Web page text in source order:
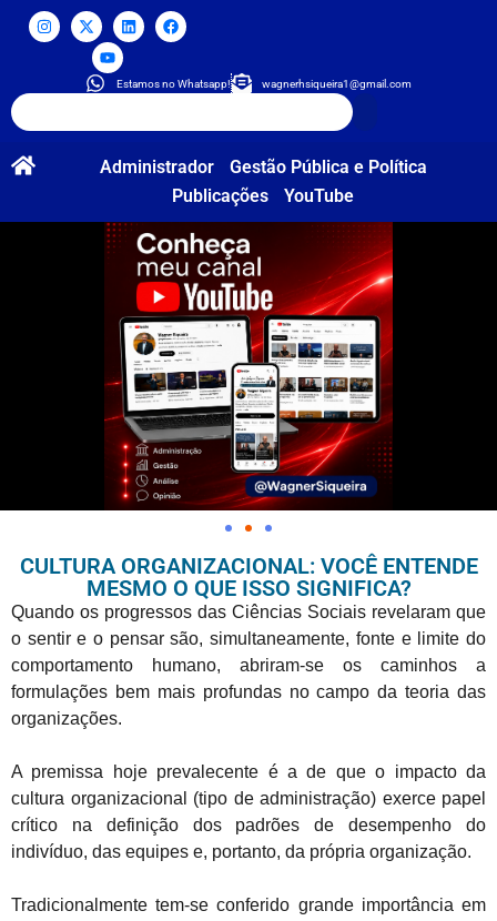
Estamos no Whatsapp! wagnerhsiqueira1@gmail.com
Administrador
Gestão Pública e Política
Publicações
YouTube
CULTURA ORGANIZACIONAL: VOCÊ ENTENDE
MESMO O QUE ISSO SIGNIFICA?
Quando os progressos das Ciências Sociais revelaram que
o sentir e o pensar são,simultaneamente, fonte e limite do
comportamento humano, abriram-se os caminhos a
formulações bem mais profundas no campo da teoria das
organizações.
A premissa hoje prevalecente é a de que o impacto da
cultura organizacional (tipo de administração) exerce papel
crítico na definição dos padrões de desempenho do
indivíduo, das equipes e, portanto, da própria organização.
Tradicionalmente tem-se conferido grande importância em